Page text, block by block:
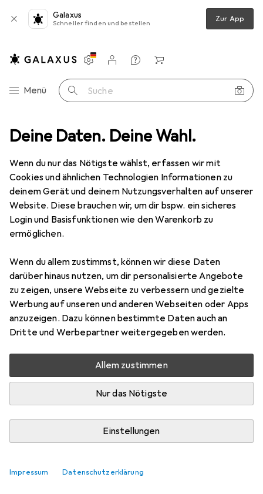
Deine Daten. Deine Wahl.
Wenn du nur das Nötigste wählst, erfassen wir mit
Cookies und ähnlichen Technologien Informationen zu
deinem Gerät und deinem Nutzungsverhalten auf unserer
Website. Diese brauchen wir, um dir bspw. ein sicheres
Login und Basisfunktionen wie den Warenkorb zu
ermöglichen.
Wenn du allem zustimmst, können wir diese Daten
darüber hinaus nutzen, um dir personalisierte Angebote
zu zeigen, unsere Webseite zu verbessern und gezielte
Werbung auf unseren und anderen Webseiten oder Apps
anzuzeigen. Dazu können bestimmte Daten auch an
Dritte und Werbepartner weitergegeben werden.
Allem zustimmen
Nur das Nötigste
Einstellungen
Impressum Datenschutzerklärung
Galaxus
Schneller finden und bestellen Zur App
Navigation nach Kategorien
Menü Suche
Einstellungen
Kundenkonto
Vergleichslisten
Merklisten
Warenkorb
+ Ordnung Kisten + Körbe Wäschekorb
7 Bilder
WenkoDuo
Preis in EUR inkl. MwSt.
EUR
49,74
22
Bewertungen Marke
Mehr von Wenko
Zwischen Di, 25.8. und Mi, 2.9. geliefert
Benachrichtigen, wenn schneller verfügbar
Lieferort angeben für genaue Lieferzeit
In den Warenkorb
Vergleichen